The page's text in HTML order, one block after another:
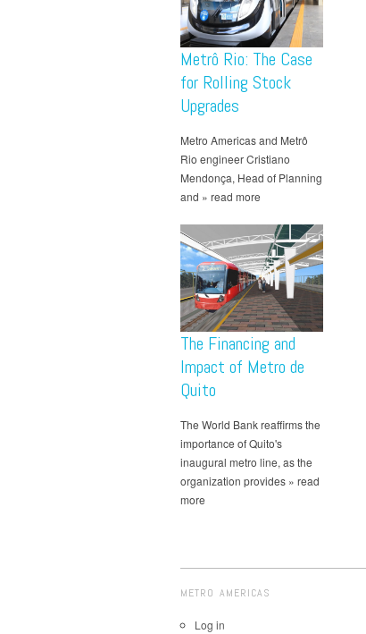
Metrô Rio: The Case
for Rolling Stock
Upgrades
Metro Americas and Metrô
Rio engineer Cristiano
Mendonça, Head of Planning
and » read more
The Financing and
Impact of Metro de
Quito
The World Bank reaffirms the
importance of Quito's
inaugural metro line, as the
organization provides » read
more
METRO AMERICAS
Log in